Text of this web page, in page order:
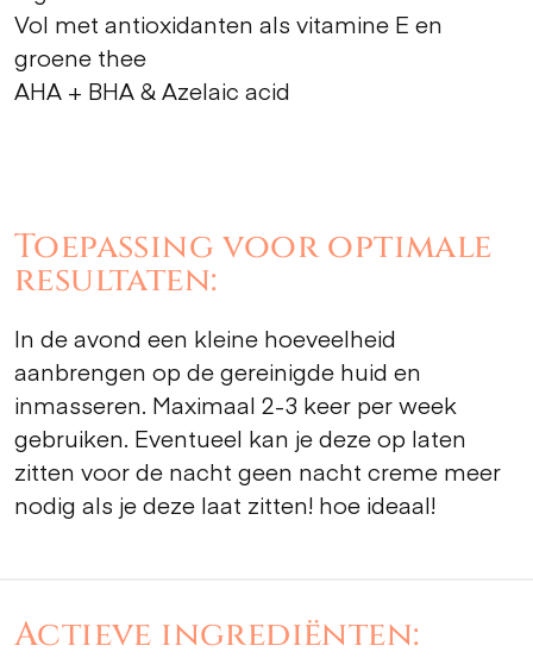
Vol met antioxidanten als vitamine E en
groene thee
AHA + BHA & Azelaic acid
Toepassing voor optimale
resultaten:
In de avond een kleine hoeveelheid
aanbrengen op de gereinigde huid en
inmasseren. Maximaal 2-3 keer per week
gebruiken. Eventueel kan je deze op laten
zitten voor de nacht geen nacht creme meer
nodig als je deze laat zitten! hoe ideaal!
Actieve ingrediënten: